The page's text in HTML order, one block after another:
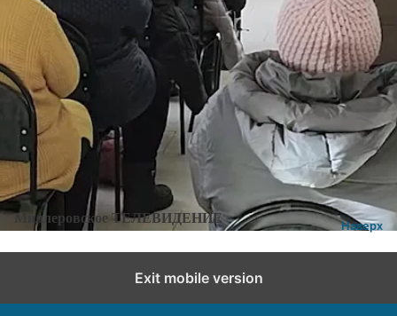
Категории:Новости Новости города и района
Добавить комментарий
Миллеровское ТЕЛЕВИДЕНИЕ Наверх
Exit mobile version